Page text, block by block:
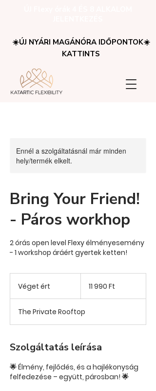
☀️ÚJ NYÁRI MAGÁNÓRA IDŐPONTOK☀️
KATTINTS
Ennél a szolgáltatásnál már minden
hely/termék elkelt.
Bring Your Friend!
- Páros workhop
2 órás open level Flexy élményesemény
- 1 workshop áráért gyertek ketten!
Véget ért
é
e
t
r
11 990 Ft
The Private Rooftop
Szolgáltatás leírása
🌟 Élmény, fejlődés, és a hajlékonyság
felfedezése – együtt, párosban! 🌟